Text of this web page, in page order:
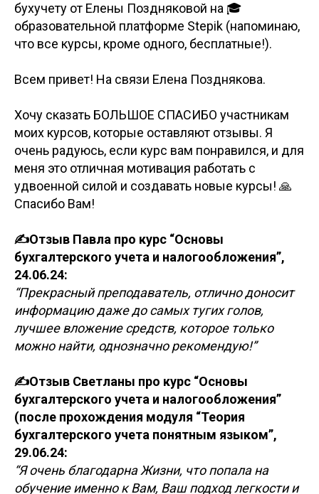
бухучету от Елены Поздняковой на 🎓
образовательной платформе Stepik (напоминаю,
что все курсы, кроме одного, бесплатные!).
Всем привет! На связи Елена Позднякова.
Хочу сказать БОЛЬШОЕ СПАСИБО участникам
моих курсов, которые оставляют отзывы. Я
очень радуюсь, если курс вам понравился, и для
меня это отличная мотивация работать с
удвоенной силой и создавать новые курсы! 🙏
Спасибо Вам!
✍️Отзыв Павла про курс “Основы
бухгалтерского учета и налогообложения”,
24.06.24:
“Прекрасный преподаватель, отлично доносит
информацию даже до самых тугих голов,
лучшее вложение средств, которое только
можно найти, однозначно рекомендую!”
✍️Отзыв Светланы про курс “Основы
бухгалтерского учета и налогообложения”
(после прохождения модуля “Теория
бухгалтерского учета понятным языком”,
29.06.24:
“Я очень благодарна Жизни, что попала на
обучение именно к Вам, Ваш подход легкости и